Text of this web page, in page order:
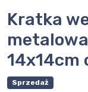
Kratka
14x14cm
Sprzedaż